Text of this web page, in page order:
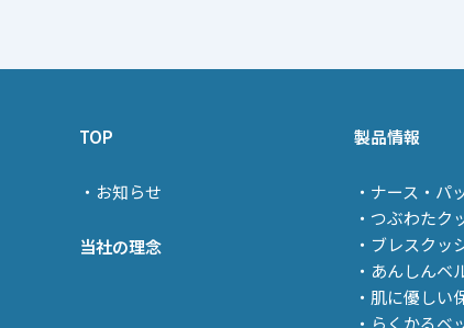
TOP
・お知らせ
当社の理念
製品情報
・ナース・パ
・つぶわたク
・ブレスクッ
・あんしんベ
・肌に優しい
・らくかるベ